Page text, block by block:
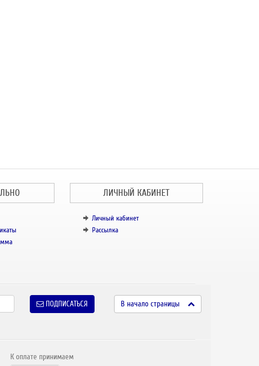
ЛИЧНЫЙ КАБИНЕТ
Личный кабинет
Рассылка
ПОДПИСАТЬСЯ В начало страницы
К оплате принимаем